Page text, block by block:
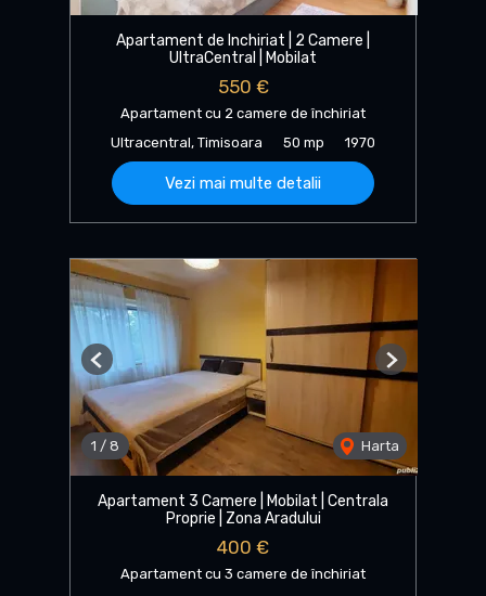
Apartament de Inchiriat | 2 Camere |
UltraCentral | Mobilat
550 €
Apartament cu 2 camere de închiriat
Ultracentral, Timisoara
50 mp 1970
Vezi mai multe detalii
1 / 8 Harta
Previous Next
Apartament 3 Camere | Mobilat | Centrala
Proprie | Zona Aradului
400 €
Apartament cu 3 camere de închiriat